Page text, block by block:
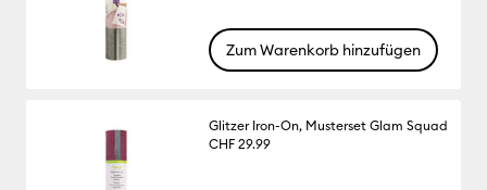
Zum Warenkorb hinzufügen
Glitzer Iron-On, Musterset Glam Squad
CHF 29.99